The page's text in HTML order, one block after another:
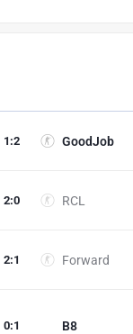
GoodJob
1 :2
RCL
2:0
Forward
2:1
B8
0:1